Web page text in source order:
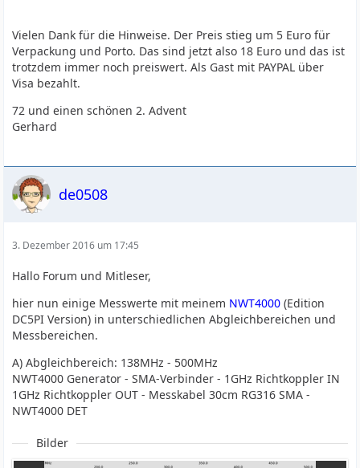
Vielen Dank für die Hinweise. Der Preis stieg um 5 Euro für
Verpackung und Porto. Das sind jetzt also 18 Euro und das ist
trotzdem immer noch preiswert. Als Gast mit PAYPAL über
Visa bezahlt.
72 und einen schönen 2. Advent
Gerhard
de0508
3. Dezember 2016 um 17:45
Hallo Forum und Mitleser,
hier nun einige Messwerte mit meinem NWT4000 (Edition
DC5PI Version) in unterschiedlichen Abgleichbereichen und
Messbereichen.
A) Abgleichbereich: 138MHz - 500MHz
NWT4000 Generator - SMA-Verbinder - 1GHz Richtkoppler IN
1GHz Richtkoppler OUT - Messkabel 30cm RG316 SMA -
NWT4000 DET
Bilder